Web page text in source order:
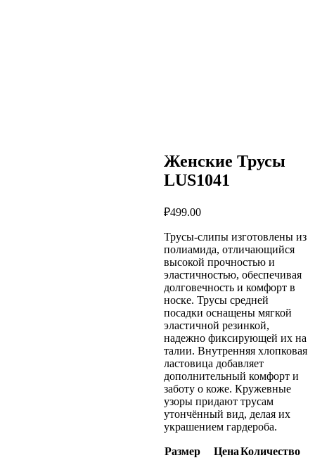
Женские Трусы
LUS1041
₽499.00
Трусы-слипы изготовлены из
полиамида, отличающийся
высокой прочностью и
эластичностью, обеспечивая
долговечность и комфорт в
носке. Трусы средней
посадки оснащены мягкой
эластичной резинкой,
надежно фиксирующей их на
талии. Внутренняя хлопковая
ластовица добавляет
дополнительный комфорт и
заботу о коже. Кружевные
узоры придают трусам
утончённый вид, делая их
украшением гардероба.
Размер ЦенаКоличество